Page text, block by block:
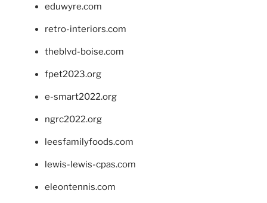
eduwyre.com
retro-interiors.com
theblvd-boise.com
fpet2023.org
e-smart2022.org
ngrc2022.org
leesfamilyfoods.com
lewis-lewis-cpas.com
eleontennis.com